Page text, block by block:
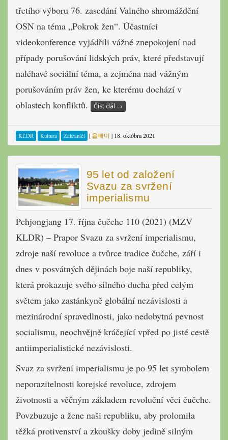
třetího výboru 76. zasedání Valného shromáždění
OSN na téma „Pokrok žen“. Účastníci
videokonference vyjádřili vážné znepokojení nad
případy porušování lidských práv, které představují
naléhavé sociální téma, a zejména nad vážným
porušováním práv žen, ke kterému dochází v
oblastech konfliktů.
Číst dál →
KĽDR Kultura Zahraničí | 올빼미 | 18. októbra 2021
95 let od založení
Svazu za svržení
imperialismu
Pchjongjang 17. října čučche 110 (2021) (MZV
KLDR) – Prapor Svazu za svržení imperialismu,
zdroje naší revoluce a tvůrce tradice čučche, září i
dnes v posvátných dějinách boje naší republiky,
která prokazuje svého silného ducha před celým
světem jako zastánkyně globální nezávislosti a
mezinárodní spravedlnosti, jako nedobytná pevnost
socialismu, neochvějně kráčející vpřed po jisté cestě
antiimperialistické nezávislosti.
Svaz za svržení imperialismu je po 95 let symbolem
neporazitelnosti korejské revoluce, zdrojem
životnosti a věčným základem revoluční věci čučche.
Povzbuzuje a žene naši republiku, aby prolomila
těžká protivenství a zkoušky doby jedině silným